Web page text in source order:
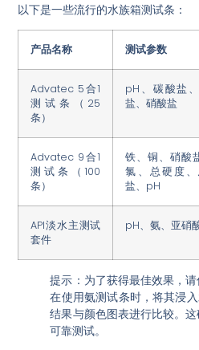
以下是一些流行的水族箱测试条：
产品名称 测试参数
Advatec 5合1
测试条（25
条）
pH、碳酸盐
盐、硝酸盐
Advatec 9合1
测试条（100
条）
铁、铜、硝酸
氯、总硬度
盐、pH
API淡水主测试
套件
pH、氨、亚硝
提示：为了获得最佳效果，
在使用氨测试条时，将其浸
结果与颜色图表进行比较。
可靠测试。